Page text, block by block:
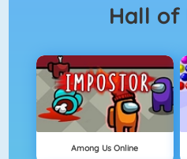
Hall of
Among Us Online